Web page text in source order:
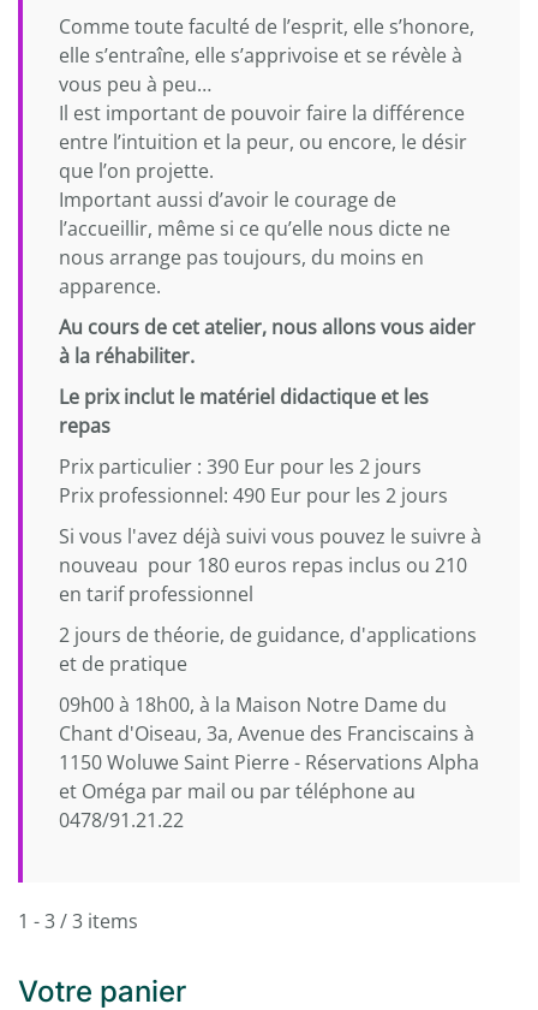
Comme toute faculté de l’esprit, elle s’honore,
elle s’entraîne, elle s’apprivoise et se révèle à
vous peu à peu…
Il est important de pouvoir faire la différence
entre l’intuition et la peur, ou encore, le désir
que l’on projette.
Important aussi d’avoir le courage de
l’accueillir, même si ce qu’elle nous dicte ne
nous arrange pas toujours, du moins en
apparence.
Au cours de cet atelier, nous allons vous aider
à la réhabiliter.
Le prix inclut le matériel didactique et les
repas
Prix particulier : 390 Eur pour les 2 jours
Prix professionnel: 490 Eur pour les 2 jours
Si vous l'avez déjà suivi vous pouvez le suivre à
nouveau pour 180 euros repas inclus ou 210
en tarif professionnel
2 jours de théorie, de guidance, d'applications
et de pratique
09h00 à 18h00, à la Maison Notre Dame du
Chant d'Oiseau, 3a, Avenue des Franciscains à
1150 Woluwe Saint Pierre - Réservations Alpha
et Oméga par mail ou par téléphone au
0478/91.21.22
1 - 3 / 3 items
Votre panier